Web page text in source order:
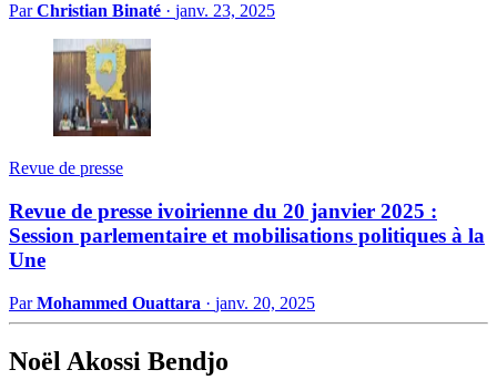
ParChristian Binaté · janv. 23, 2025
Revue de presse
Revue de presse ivoirienne du 20 janvier 2025 :
Session parlementaire et mobilisations politiques à la
Une
ParMohammed Ouattara · janv. 20, 2025
Noël Akossi Bendjo